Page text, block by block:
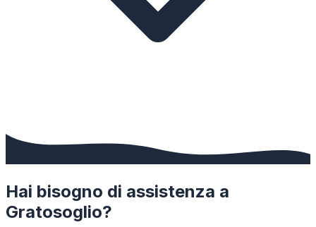
Hai bisogno di assistenza a
Gratosoglio?